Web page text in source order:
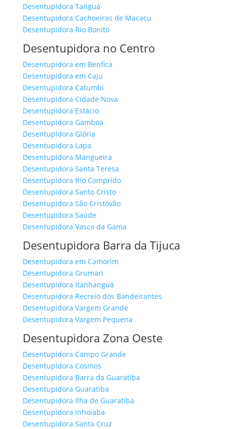
Desentupidora Tanguá
Desentupidora Cachoeiras de Macacu
Desentupidora Rio Bonito
Desentupidora no Centro
Desentupidora em Benfica
Desentupidora em Caju
Desentupidora Catumbi
Desentupidora Cidade Nova
Desentupidora Estácio
Desentupidora Gamboa
Desentupidora Glória
Desentupidora Lapa
Desentupidora Mangueira
Desentupidora Santa Teresa
Desentupidora Rio Comprido
Desentupidora Santo Cristo
Desentupidora São Cristóvão
Desentupidora Saúde
Desentupidora Vasco da Gama
Desentupidora Barra da Tijuca
Desentupidora em Camorim
Desentupidora Grumari
Desentupidora Itanhanguá
Desentupidora Recreio dos Bandeirantes
Desentupidora Vargem Grande
Desentupidora Vargem Pequena
Desentupidora Zona Oeste
Desentupidora Campo Grande
Desentupidora Cosmos
Desentupidora Barra da Guaratiba
Desentupidora Guaratiba
Desentupidora Ilha de Guaratiba
Desentupidora Inhoiaba
Desentupidora Santa Cruz